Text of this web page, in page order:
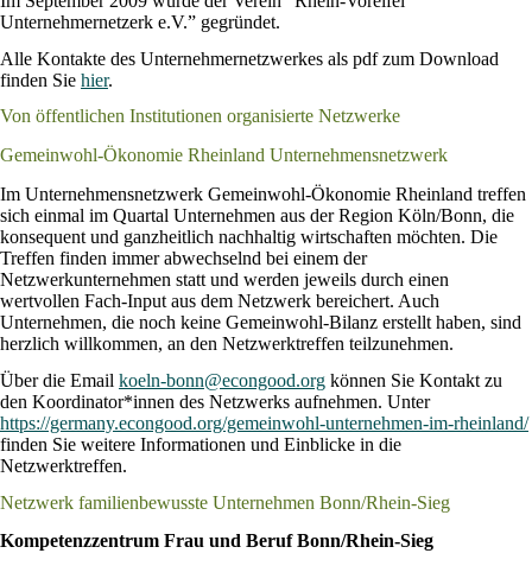
Unternehmernetzerk e.V.” gegründet.
Alle Kontakte des Unternehmernetzwerkes als pdf zum Download
finden Sie hier.
Von öffentlichen Institutionen organisierte Netzwerke
Gemeinwohl-Ökonomie Rheinland Unternehmensnetzwerk
Im Unternehmensnetzwerk Gemeinwohl-Ökonomie Rheinland treffen
sich einmal im Quartal Unternehmen aus der Region Köln/Bonn, die
konsequent und ganzheitlich nachhaltig wirtschaften möchten. Die
Treffen finden immer abwechselnd bei einem der
Netzwerkunternehmen statt und werden jeweils durch einen
wertvollen Fach-Input aus dem Netzwerk bereichert. Auch
Unternehmen, die noch keine Gemeinwohl-Bilanz erstellt haben, sind
herzlich willkommen, an den Netzwerktreffen teilzunehmen.
Über die Email koeln-bonn@econgood.org können Sie Kontakt zu
den Koordinator*innen des Netzwerks aufnehmen. Unter
https://germany.econgood.org/gemeinwohl-unternehmen-im-rheinland/
finden Sie weitere Informationen und Einblicke in die
Netzwerktreffen.
Netzwerk familienbewusste Unternehmen Bonn/Rhein-Sieg
Kompetenzzentrum Frau und Beruf Bonn/Rhein-Sieg